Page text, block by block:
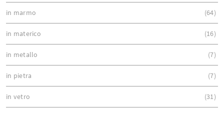
in marmo 64
in materico 16
in metallo 7
in pietra 7
in vetro 31